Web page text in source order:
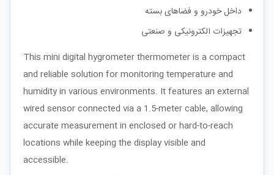
داخل خودرو و فضاهای بسته
تجهیزات الکترونیکی و صنعتی
This mini digital hygrometer thermometer is a compact
and reliable solution for monitoring temperature and
humidity in various environments. It features an external
wired sensor connected via a 1.5-meter cable, allowing
accurate measurement in enclosed or hard-to-reach
locations while keeping the display visible and
accessible.